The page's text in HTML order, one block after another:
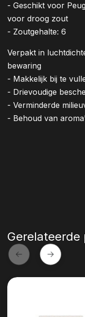
- Geschikt voor
voor droog zout
- Zoutgehalte: 6
Verpakt in
bewaring
- Makkelijk bij te
- Drievoudige
- Verminderde
- Behoud van
Gerelateerde